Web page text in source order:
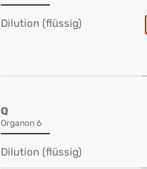
Dilution (flüssig)
Q
Organon 6
Dilution (flüssig)